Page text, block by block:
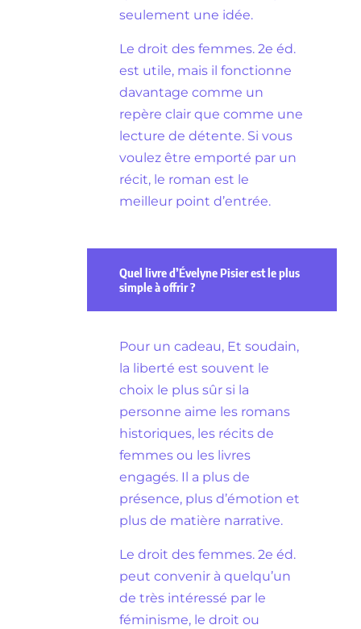
seulement une idée.
Le droit des femmes. 2e éd.
est utile, mais il fonctionne
davantage comme un
repère clair que comme une
lecture de détente. Si vous
voulez être emporté par un
récit, le roman est le
meilleur point d’entrée.
Quel livre d’Évelyne Pisier est le plus
simple à offrir ?
Pour un cadeau, Et soudain,
la liberté est souvent le
choix le plus sûr si la
personne aime les romans
historiques, les récits de
femmes ou les livres
engagés. Il a plus de
présence, plus d’émotion et
plus de matière narrative.
Le droit des femmes. 2e éd.
peut convenir à quelqu’un
de très intéressé par le
féminisme, le droit ou